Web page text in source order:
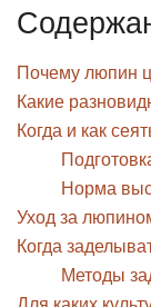
Почему люпин
Какие
Когда и как
Норма
Уход за
Когда
Методы